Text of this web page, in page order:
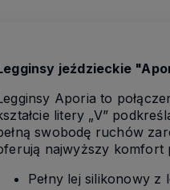
jeździeckie
Aporia to
litery „V”
swobodę ruchów
najwyższy komfort
Pełny lej silikonowy z